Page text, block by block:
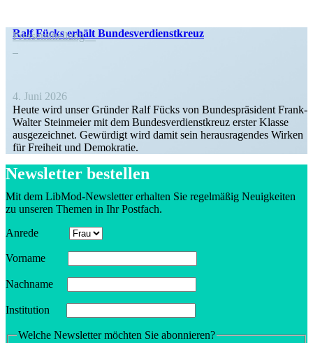
Ralf Fücks erhält Bundesverdienstkreuz
Presse­mit­teilung
4. Juni 2026
Heute wird unser Gründer Ralf Fücks von Bundes­prä­sident Frank-
Walter Stein­meier mit dem Bundes­ver­dienst­kreuz erster Klasse
ausge­zeichnet. Gewürdigt wird damit sein heraus­ra­gendes Wirken
für Freiheit und Demokratie.
Newsletter bestellen
Mit dem LibMod-Newsletter erhalten Sie regel­mäßig Neuig­keiten
zu unseren Themen in Ihr Postfach.
Anrede
Vorname
Nachname
Insti­tution
Welche Newsletter möchten Sie abonnieren?